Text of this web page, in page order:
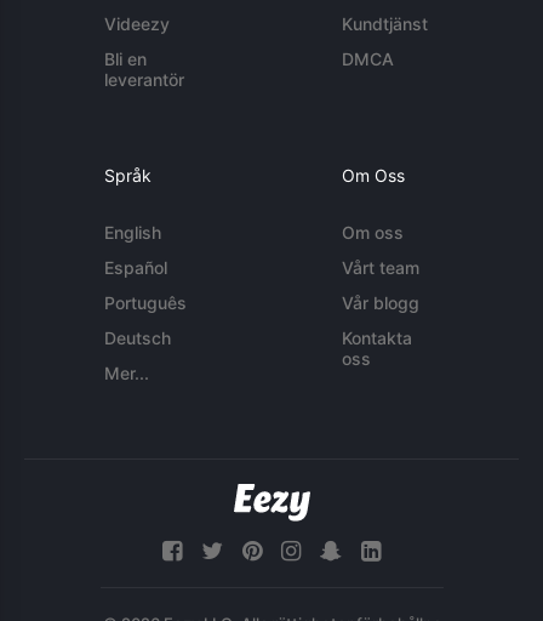
Videezy
Bli en
leverantör
Kundtjänst
DMCA
Språk
English
Español
Português
Deutsch
Mer...
Om Oss
Om oss
Vårt team
Vår blogg
Kontakta
oss